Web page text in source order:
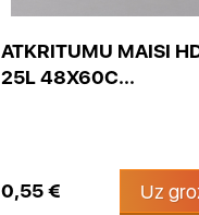
ATKRITUMU MAISI
25L 48X60C...
0,55 € Uz